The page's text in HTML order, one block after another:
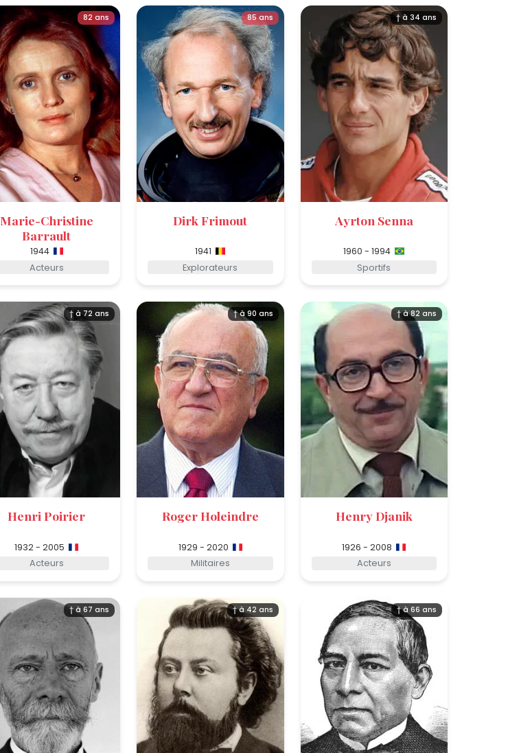
82 ans
Marie-Christine
Barrault
1944
Acteurs
85 ans
Dirk Frimout
1941
Explorateurs
† à 34 ans
Ayrton Senna
1960 - 1994
Sportifs
† à 72 ans
Henri Poirier
1932 - 2005
Acteurs
† à 90 ans
Roger Holeindre
1929 - 2020
Militaires
† à 82 ans
Henry Djanik
1926 - 2008
Acteurs
† à 67 ans † à 42 ans † à 66 ans